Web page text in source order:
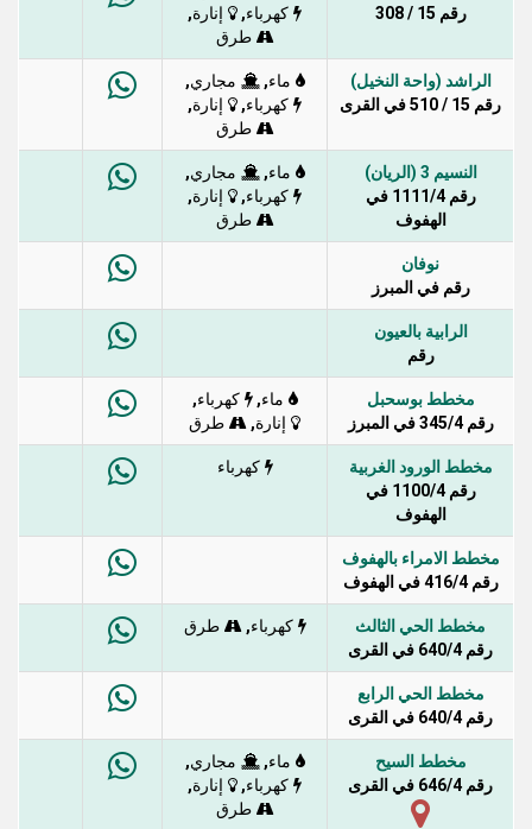
رقم 15 / 308
كهرباء, إنارة,
طرق
الراشد (واحة النخيل)
رقم 15 / 510 في القرى
ماء, مجاري,
كهرباء, إنارة,
طرق
النسيم 3 (الريان)
رقم 1111/4 في
الهفوف
ماء, مجاري,
كهرباء, إنارة,
طرق
نوفان
رقم في المبرز
الرابية بالعيون
رقم
مخطط بوسحبل
رقم 345/4 في المبرز
ماء, كهرباء,
إنارة, طرق
مخطط الورود الغربية
رقم 1100/4 في
الهفوف
كهرباء
مخطط الامراء بالهفوف
رقم 416/4 في الهفوف
مخطط الحي الثالث
رقم 640/4 في القرى
كهرباء, طرق
مخطط الحي الرابع
رقم 640/4 في القرى
مخطط السيح
رقم 646/4 في القرى
ماء, مجاري,
كهرباء, إنارة,
طرق